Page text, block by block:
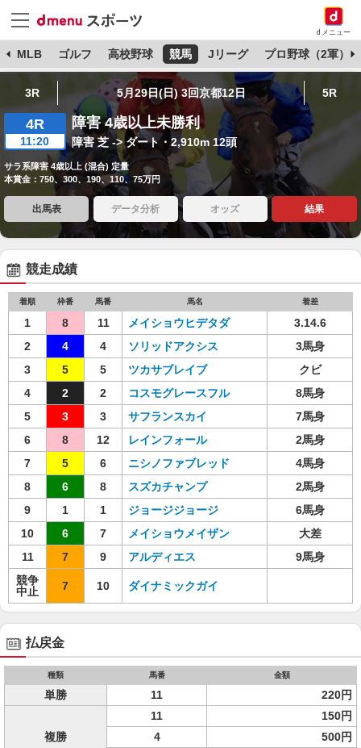
dメニュー
MLB ゴルフ 高校野球 競馬 Jリーグ プロ野球（2軍）
3R 5月29日(日) 3回京都12日 5R
4R
11:20
障害 4歳以上未勝利
障害 芝 -> ダート・2,910m 12頭
サラ系障害 4歳以上 (混合) 定量
本賞金：750、300、190、110、75万円
出馬表 データ分析 オッズ 結果
競走成績
着順 枠番 馬番 馬名 着差
1 8 11 メイショウヒデタダ
3.14.6
2
4 4 ソリッドアクシス
3馬身
3
5 5 ツカサブレイブ
クビ
4
2 2 コスモグレースフル
8馬身
5
3 3 サフランスカイ
7馬身
6
8 12 レインフォール
2馬身
7
5 6 ニシノファブレッド
4馬身
8
6 8 スズカチャンプ
2馬身
9
1 1 ジョージジョージ
6馬身
10
6 7 メイショウメイザン
大差
11
7 9 アルディエス
9馬身
競争
中止
7 10 ダイナミックガイ
払戻金
種類 馬番 金額
単勝 11 220円
複勝
11
150円
4
500円